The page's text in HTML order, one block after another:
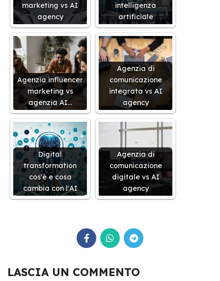
marketing vs AI
agency
intelligenza
artificiale
Agenzia influencer
marketing vs
agenzia AI…
Agenzia di
comunicazione
integrata vs AI
agency
Digital
transformation
cos'è e cosa
cambia con l'AI
Agenzia di
comunicazione
digitale vs AI
agency
LASCIA UN COMMENTO